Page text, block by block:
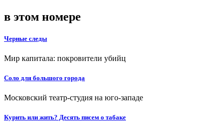
в этом номере
Черные следы
Мир капитала: покровители убийц
Соло для большого города
Московский театр-студия на юго-западе
Курить или жить? Десять писем о табаке